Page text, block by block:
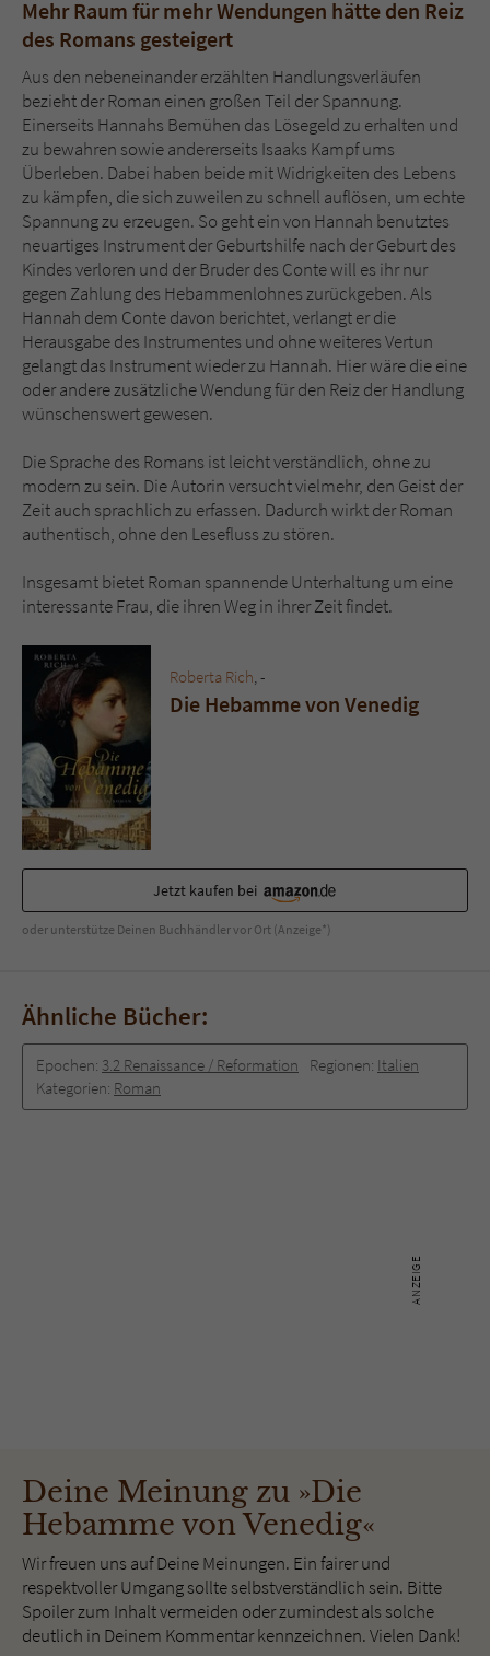
Mehr Raum für mehr Wendungen hätte den Reiz
des Romans gesteigert
Aus den nebeneinander erzählten Handlungsverläufen
bezieht der Roman einen großen Teil der Spannung.
Einerseits Hannahs Bemühen das Lösegeld zu erhalten und
zu bewahren sowie andererseits Isaaks Kampf ums
Überleben. Dabei haben beide mit Widrigkeiten des Lebens
zu kämpfen, die sich zuweilen zu schnell auflösen, um echte
Spannung zu erzeugen. So geht ein von Hannah benutztes
neuartiges Instrument der Geburtshilfe nach der Geburt des
Kindes verloren und der Bruder des Conte will es ihr nur
gegen Zahlung des Hebammenlohnes zurückgeben. Als
Hannah dem Conte davon berichtet, verlangt er die
Herausgabe des Instrumentes und ohne weiteres Vertun
gelangt das Instrument wieder zu Hannah. Hier wäre die eine
oder andere zusätzliche Wendung für den Reiz der Handlung
wünschenswert gewesen.
Die Sprache des Romans ist leicht verständlich, ohne zu
modern zu sein. Die Autorin versucht vielmehr, den Geist der
Zeit auch sprachlich zu erfassen. Dadurch wirkt der Roman
authentisch, ohne den Lesefluss zu stören.
Insgesamt bietet Roman spannende Unterhaltung um eine
interessante Frau, die ihren Weg in ihrer Zeit findet.
Roberta Rich, -
Die Hebamme von Venedig
Jetzt kaufen bei
oder unterstütze Deinen Buchhändler vor Ort (Anzeige*)
Ähnliche Bücher:
Epochen: 3.2 Renaissance / Reformation Regionen: Italien
Kategorien: Roman
Deine Meinung zu »Die
Hebamme von Venedig«
Wir freuen uns auf Deine Meinungen. Ein fairer und
respektvoller Umgang sollte selbstverständlich sein. Bitte
Spoiler zum Inhalt vermeiden oder zumindest als solche
deutlich in Deinem Kommentar kennzeichnen. Vielen Dank!